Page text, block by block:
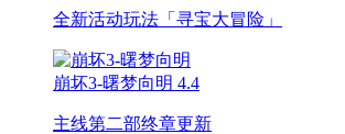
全新活动玩法「寻宝大冒险」
崩坏3-曙梦向明 4.4
主线第二部终章更新